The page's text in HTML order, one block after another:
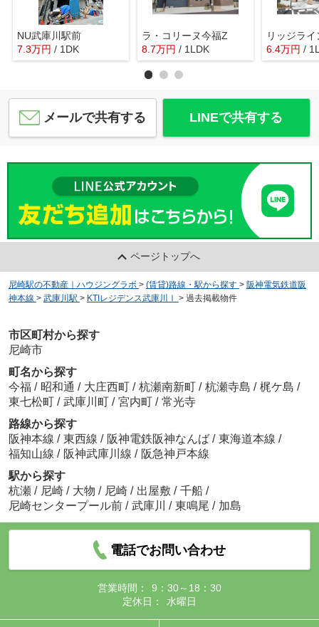
NU武庫川駅前
7.3万円 / 1DK
ラ・コリーヌ今福Z
8.7万円 / 1LDK
リッジライ
6.4万円 /
メールで共有する LINEで共有する
ページトップへ
尼崎駅の不動産｜ハウジングラボ > (賃貸)路線・駅から探す > 阪神電気鉄道阪
神本線 > 武庫川駅 > KTIレジデンス武庫川Ⅰ > 過去掲載物件
市区町村から探す
尼崎市
町名から探す
今福 / 昭和通 / 大庄西町 / 杭瀬南新町 / 杭瀬寺島 / 梶ケ島 /
東七松町 / 武庫川町 / 宮内町 / 常光寺
路線から探す
阪神本線 / 東西線 / 阪神電鉄阪神なんば / 東海道本線 /
福知山線 / 阪神武庫川線 / 阪急神戸本線
駅から探す
杭瀬 / 尼崎 / 大物 / 尼崎 / 出屋敷 / 千船 /
尼崎センタープール前 / 武庫川 / 東鳴尾 / 加島
電話でお問い合わせ
営業時間：
9：30～18：30
定休日：
水曜日